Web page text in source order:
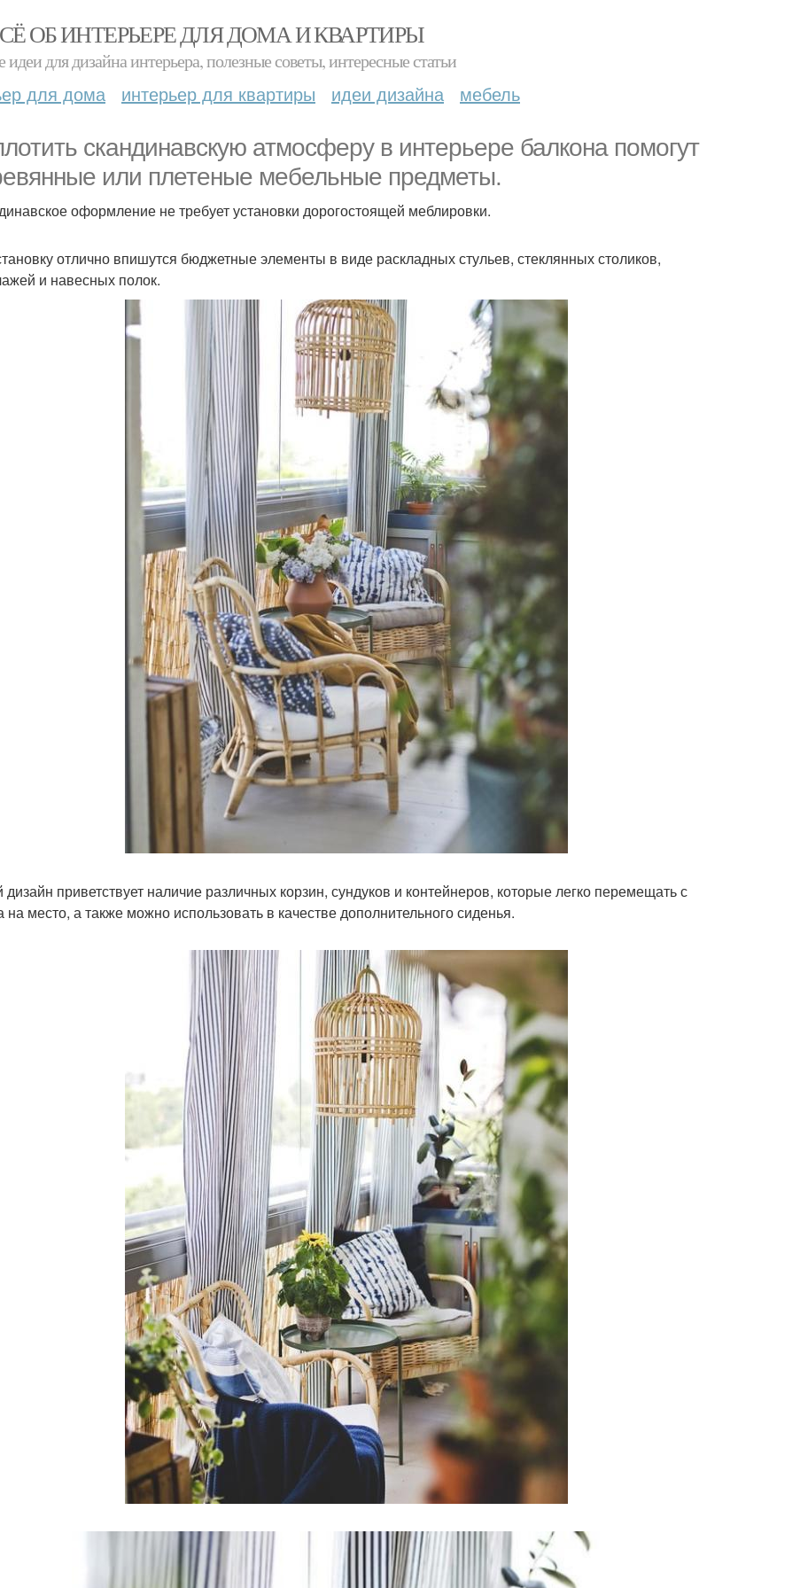
ОБ ИНТЕРЬЕРЕ ДЛЯ ДОМА И КВАРТИРЫ
для дизайна интерьера, полезные советы, интересные статьи
для дома интерьер для квартиры идеи дизайна мебель
скандинавскую атмосферу в интерьере балкона помогут
или плетеные мебельные предметы.
оформление не требует установки дорогостоящей меблировки.
отлично впишутся бюджетные элементы в виде раскладных стульев, стеклянных столиков,
и навесных полок.
дизайн приветствует наличие различных корзин, сундуков и контейнеров, которые легко перемещать с
на место, а также можно использовать в качестве дополнительного сиденья.